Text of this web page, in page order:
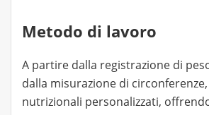
Metodo di lavoro
A partire dalla registrazione di
dalla misurazione di
nutrizionali personalizzati,